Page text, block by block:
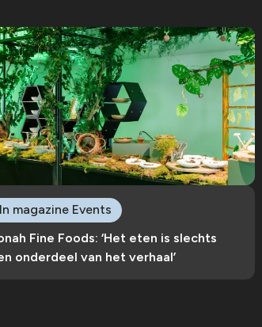
Fine Foods: ‘Het eten is slechts
onderdeel van het verhaal’
In magazine Events